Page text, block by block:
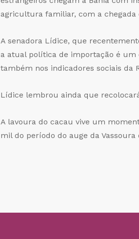
agricultura familiar, com a chegada
A senadora Lídice, que
a atual política de importação é um
também nos indicadores sociais da
Lídice lembrou ainda que
A lavoura do cacau vive um
mil do período do auge da Vassoura